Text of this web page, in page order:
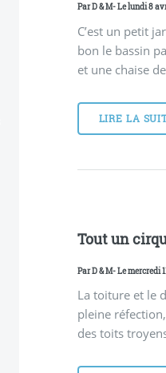
ParD & M- Le lundi 8
C’est un petit
bon le bassin
et une chaise
LIRE LA
Tout un
ParD & M- Le mercredi
La toiture et le
pleine
des toits